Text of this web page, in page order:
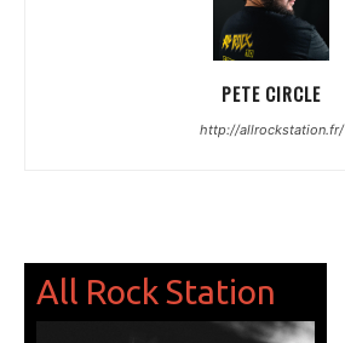
PETE CIRCLE
http://allrockstation.fr/